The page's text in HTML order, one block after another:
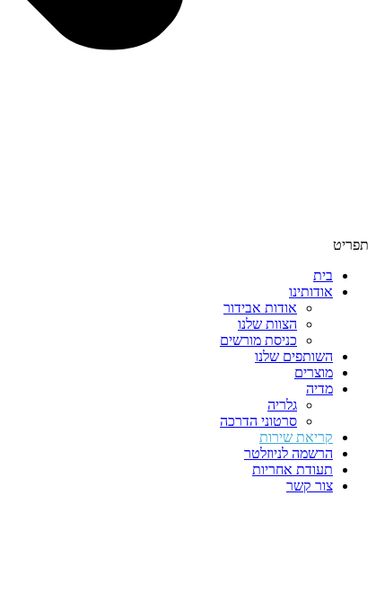
תפריט
בית
אודותינו
אודות אבידור
הצוות שלנו
כניסת מורשים
השותפים שלנו
מוצרים
מדיה
גלריה
סרטוני הדרכה
קריאת שירות
הרשמה לניוזלטר
תעודת אחריות
צור קשר